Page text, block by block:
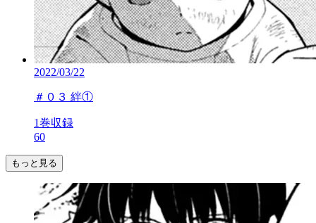
2022/03/22
＃０３ 絆①
1巻収録
60
もっと見る